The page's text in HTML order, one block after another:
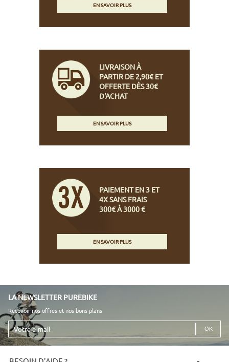
EN SAVOIR PLUS
LIVRAISON À
PARTIR DE 2,90€ ET
OFFERTE DÈS 30€
D'ACHAT
EN SAVOIR PLUS
PAIEMENT EN 3 ET
4X SANS FRAIS
300€ À 3000 €
EN SAVOIR PLUS
LA NEWSLETTER PUREBIKE
Recevoir nos offres et nos bons plans
Votre
e-
mail